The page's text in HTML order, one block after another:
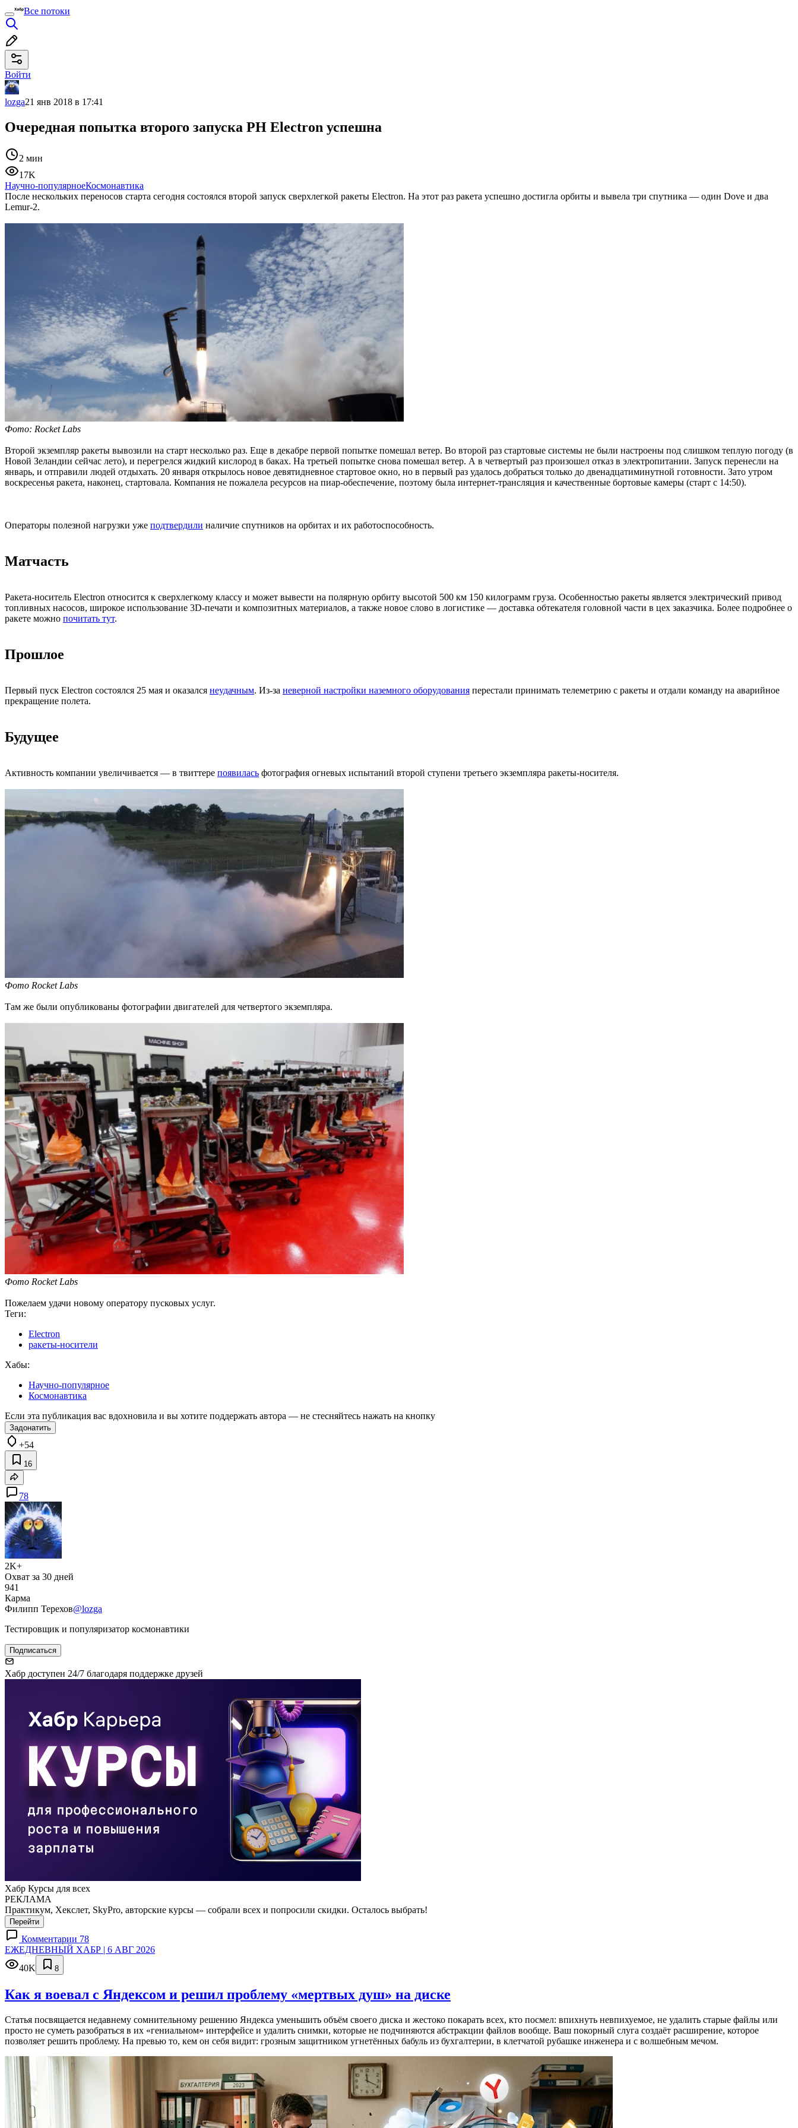
Все потоки
Войти
lozga21 янв 2018 в 17:41
Очередная попытка второго запуска РН Electron успешна
2 мин
17K
Научно-популярноеКосмонавтика
После нескольких переносов старта сегодня состоялся второй запуск сверхлегкой ракеты Electron. На этот раз ракета успешно достигла орбиты и вывела три спутника — один Dove и два
Lemur-2.
Фото: Rocket Labs
Второй экземпляр ракеты вывозили на старт несколько раз. Еще в декабре первой попытке помешал ветер. Во второй раз стартовые системы не были настроены под слишком теплую погоду (в
Новой Зеландии сейчас лето), и перегрелся жидкий кислород в баках. На третьей попытке снова помешал ветер. А в четвертый раз произошел отказ в электропитании. Запуск перенесли на
январь, и отправили людей отдыхать. 20 января открылось новое девятидневное стартовое окно, но в первый раз удалось добраться только до двенадцатиминутной готовности. Зато утром
воскресенья ракета, наконец, стартовала. Компания не пожалела ресурсов на пиар-обеспечение, поэтому была интернет-трансляция и качественные бортовые камеры (старт с 14:50).
Операторы полезной нагрузки уже подтвердили наличие спутников на орбитах и их работоспособность.
Матчасть
Ракета-носитель Electron относится к сверхлегкому классу и может вывести на полярную орбиту высотой 500 км 150 килограмм груза. Особенностью ракеты является электрический привод
топливных насосов, широкое использование 3D-печати и композитных материалов, а также новое слово в логистике — доставка обтекателя головной части в цех заказчика. Более подробнее о
ракете можно почитать тут.
Прошлое
Первый пуск Electron состоялся 25 мая и оказался неудачным. Из-за неверной настройки наземного оборудования перестали принимать телеметрию с ракеты и отдали команду на аварийное
прекращение полета.
Будущее
Активность компании увеличивается — в твиттере появилась фотография огневых испытаний второй ступени третьего экземпляра ракеты-носителя.
Фото Rocket Labs
Там же были опубликованы фотографии двигателей для четвертого экземпляра.
Фото Rocket Labs
Пожелаем удачи новому оператору пусковых услуг.
Теги:
Electron
ракеты-носители
Хабы:
Научно-популярное
Космонавтика
Если эта публикация вас вдохновила и вы хотите поддержать автора — не стесняйтесь нажать на кнопку
Задонатить
+54
16
78
2K+
Охват за 30 дней
941
Карма
Филипп Терехов@lozga
Тестировщик и популяризатор космонавтики
Подписаться
Хабр доступен 24/7 благодаря поддержке друзей
Хабр Курсы для всех
РЕКЛАМА
Практикум, Хекслет, SkyPro, авторские курсы — собрали всех и попросили скидки. Осталось выбрать!
Перейти
Комментарии 78
ЕЖЕДНЕВНЫЙ ХАБР | 6 АВГ 2026
40K
8
Как я воевал с Яндексом и решил проблему «мертвых душ» на диске
Статья посвящается недавнему сомнительному решению Яндекса уменьшить объём своего диска и жестоко покарать всех, кто посмел: впихнуть невпихуемое, не удалить старые файлы или
просто не суметь разобраться в их «гениальном» интерфейсе и удалить снимки, которые не подчиняются абстракции файлов вообще. Ваш покорный слуга создаёт расширение, которое
позволяет решить проблему. На превью то, кем он себя видит: грозным защитником угнетённых бабуль из бухгалтерии, в клетчатой рубашке инженера и с волшебным мечом.